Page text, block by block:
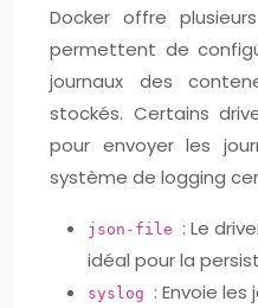
Docker offre
permettent de
journaux des
stockés. Certains
pour envoyer les
système de logging
json-file : Le
idéal pour la
syslog : Envoie les